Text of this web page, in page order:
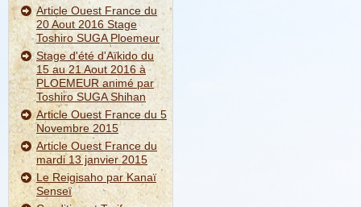
Article Ouest France du
20 Aout 2016 Stage
Toshiro SUGA Ploemeur
Stage d'été d'Aïkido du
15 au 21 Aout 2016 à
PLOEMEUR animé par
Toshiro SUGA Shihan
Article Ouest France du 5
Novembre 2015
Article Ouest France du
mardi 13 janvier 2015
Le Reigisaho par Kanaï
Senseï